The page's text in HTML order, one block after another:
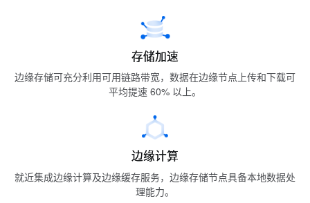
存储加速
边缘存储可充分利用可用链路带宽，数据在边缘节点上传和下载可
平均提速 60% 以上。
边缘计算
就近集成边缘计算及边缘缓存服务，边缘存储节点具备本地数据处
理能力。